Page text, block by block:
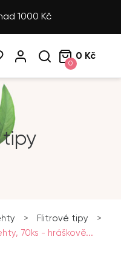
1000 Kč
0
0 Kč
tipy
> Flitrové tipy
>
70ks - hráškově...